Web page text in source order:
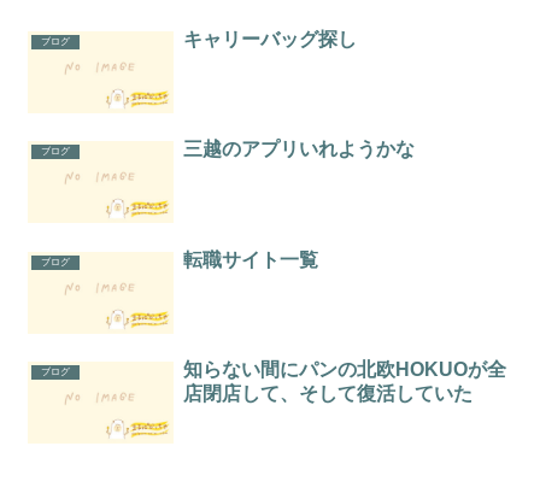
ブログ キャリーバッグ探し
ブログ 三越のアプリいれようかな
ブログ 転職サイト一覧
ブログ
知らない間にパンの北欧HOKUOが全
店閉店して、そして復活していた